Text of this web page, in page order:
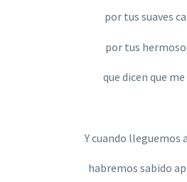
por tus suaves
por tus
que dicen que
Y cuando lleguemos
habremos sabido